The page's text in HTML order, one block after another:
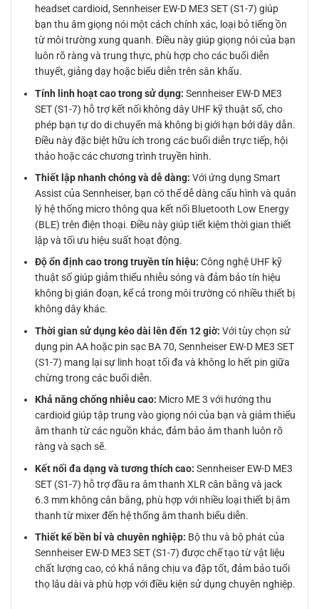
headset cardioid, Sennheiser EW-D ME3 SET (S1-7) giúp
bạn thu âm giọng nói một cách chính xác, loại bỏ tiếng ồn
từ môi trường xung quanh. Điều này giúp giọng nói của bạn
luôn rõ ràng và trung thực, phù hợp cho các buổi diễn
thuyết, giảng dạy hoặc biểu diễn trên sân khấu.
Tính linh hoạt cao trong sử dụng: Sennheiser EW-D ME3
SET (S1-7) hỗ trợ kết nối không dây UHF kỹ thuật số, cho
phép bạn tự do di chuyển mà không bị giới hạn bởi dây dẫn.
Điều này đặc biệt hữu ích trong các buổi diễn trực tiếp, hội
thảo hoặc các chương trình truyền hình.
Thiết lập nhanh chóng và dễ dàng: Với ứng dụng Smart
Assist của Sennheiser, bạn có thể dễ dàng cấu hình và quản
lý hệ thống micro thông qua kết nối Bluetooth Low Energy
(BLE) trên điện thoại. Điều này giúp tiết kiệm thời gian thiết
lập và tối ưu hiệu suất hoạt động.
Độ ổn định cao trong truyền tín hiệu: Công nghệ UHF kỹ
thuật số giúp giảm thiểu nhiễu sóng và đảm bảo tín hiệu
không bị gián đoạn, kể cả trong môi trường có nhiều thiết bị
không dây khác.
Thời gian sử dụng kéo dài lên đến 12 giờ: Với tùy chọn sử
dụng pin AA hoặc pin sạc BA 70, Sennheiser EW-D ME3 SET
(S1-7) mang lại sự linh hoạt tối đa và không lo hết pin giữa
chừng trong các buổi diễn.
Khả năng chống nhiễu cao: Micro ME 3 với hướng thu
cardioid giúp tập trung vào giọng nói của bạn và giảm thiểu
âm thanh từ các nguồn khác, đảm bảo âm thanh luôn rõ
ràng và sạch sẽ.
Kết nối đa dạng và tương thích cao: Sennheiser EW-D ME3
SET (S1-7) hỗ trợ đầu ra âm thanh XLR cân bằng và jack
6.3 mm không cân bằng, phù hợp với nhiều loại thiết bị âm
thanh từ mixer đến hệ thống âm thanh biểu diễn.
Thiết kế bền bỉ và chuyên nghiệp: Bộ thu và bộ phát của
Sennheiser EW-D ME3 SET (S1-7) được chế tạo từ vật liệu
chất lượng cao, có khả năng chịu va đập tốt, đảm bảo tuổi
thọ lâu dài và phù hợp với điều kiện sử dụng chuyên nghiệp.